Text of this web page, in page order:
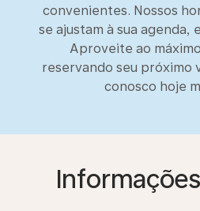
convenientes. Nossos
se ajustam à sua agenda,
Aproveite ao
reservando seu próximo
conosco hoje